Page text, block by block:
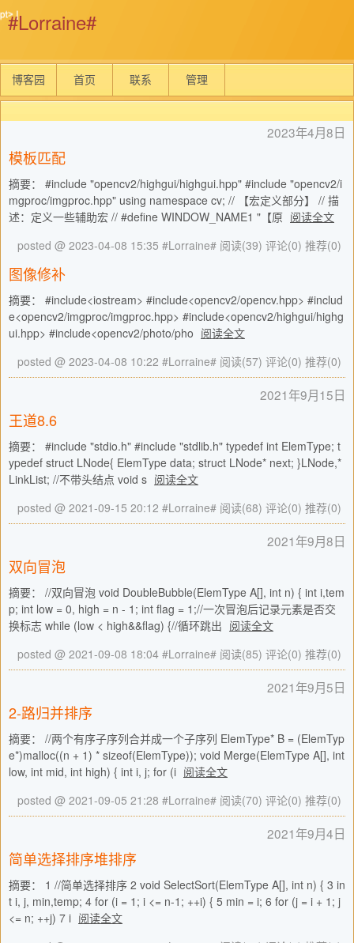
#Lorraine#
博客园 首页 联系 管理
2023年4月8日
模板匹配
摘要： #include "opencv2/highgui/highgui.hpp" #include "opencv2/i
mgproc/imgproc.hpp" using namespace cv; // 【宏定义部分】 // 描
述：定义一些辅助宏 // #define WINDOW_NAME1 "【原 阅读全文
posted @ 2023-04-08 15:35 #Lorraine# 阅读(39) 评论(0) 推荐(0)
图像修补
摘要： #include<iostream> #include<opencv2/opencv.hpp> #includ
e<opencv2/imgproc/imgproc.hpp> #include<opencv2/highgui/highg
ui.hpp> #include<opencv2/photo/pho 阅读全文
posted @ 2023-04-08 10:22 #Lorraine# 阅读(57) 评论(0) 推荐(0)
2021年9月15日
王道8.6
摘要： #include "stdio.h" #include "stdlib.h" typedef int ElemType; t
ypedef struct LNode{ ElemType data; struct LNode* next; }LNode,*
LinkList; //不带头结点 void s 阅读全文
posted @ 2021-09-15 20:12 #Lorraine# 阅读(68) 评论(0) 推荐(0)
2021年9月8日
双向冒泡
摘要： //双向冒泡 void DoubleBubble(ElemType A[], int n) { int i,tem
p; int low = 0, high = n - 1; int flag = 1;//一次冒泡后记录元素是否交
换标志 while (low < high&&flag) {//循环跳出 阅读全文
posted @ 2021-09-08 18:04 #Lorraine# 阅读(85) 评论(0) 推荐(0)
2021年9月5日
2-路归并排序
摘要： //两个有序子序列合并成一个子序列 ElemType* B = (ElemTyp
e*)malloc((n + 1) * sizeof(ElemType)); void Merge(ElemType A[], int
low, int mid, int high) { int i, j; for (i 阅读全文
posted @ 2021-09-05 21:28 #Lorraine# 阅读(70) 评论(0) 推荐(0)
2021年9月4日
简单选择排序堆排序
摘要： 1 //简单选择排序 2 void SelectSort(ElemType A[], int n) { 3 in
t i, j, min,temp; 4 for (i = 1; i <= n-1; ++i) { 5 min = i; 6 for (j = i + 1; j
<= n; ++j) 7 i 阅读全文